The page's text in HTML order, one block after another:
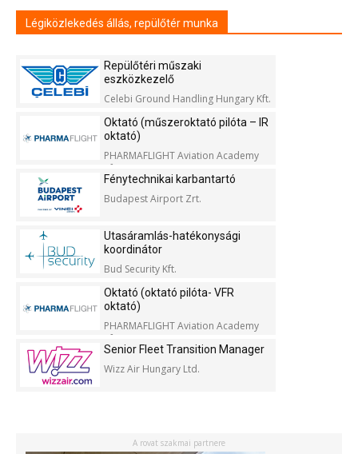
Légiközlekedés állás, repülőtér munka
Repülőtéri műszaki
eszközkezelő
Celebi Ground Handling Hungary Kft.
Oktató (műszeroktató pilóta – IR
oktató)
PHARMAFLIGHT Aviation Academy
Kft.
Fénytechnikai karbantartó
Budapest Airport Zrt.
Utasáramlás-hatékonysági
koordinátor
Bud Security Kft.
Oktató (oktató pilóta- VFR
oktató)
PHARMAFLIGHT Aviation Academy
Kft.
Senior Fleet Transition Manager
Wizz Air Hungary Ltd.
A rovat szakmai partnere